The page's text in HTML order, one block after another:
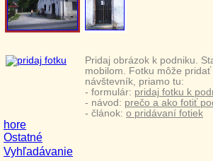
Vyhľadávanie
Pridaj obrázok k podniku.
mobilom. Fotku môže pridať
návštevník, priamo tu:
- formulár: pridaj fotku k
- návod: prečo a ako fotiť
- článok: o pridávaní fotiek
hore
Ostatné